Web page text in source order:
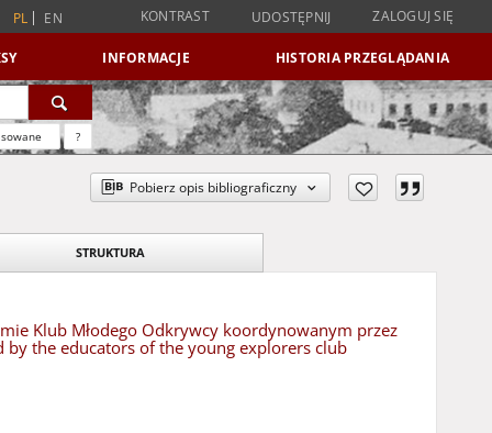
PL EN KONTRAST UDOSTĘPNIJ ZALOGUJ SIĘ
INFORMACJE HISTORIA PRZEGLĄDANIA
?
Pobierz opis bibliograficzny
STRUKTURA
Klub Młodego Odkrywcy koordynowanym przez
the educators of the young explorers club